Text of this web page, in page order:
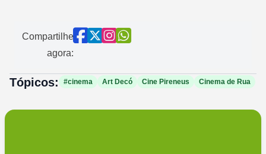
Compartilhe
agora:
Tópicos: #cinema Art Decó Cine Pireneus Cinema de Rua